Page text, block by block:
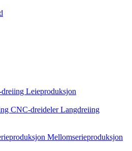
Leieproduksjon
CNC-dreidelerLangdreiing
Mellomserieproduksjon